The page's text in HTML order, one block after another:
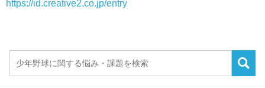
https://id.creative2.co.jp/entry